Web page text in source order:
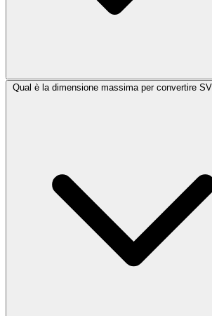
Qual è la dimensione massima per convertire